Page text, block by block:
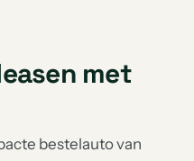
met
bestelauto van